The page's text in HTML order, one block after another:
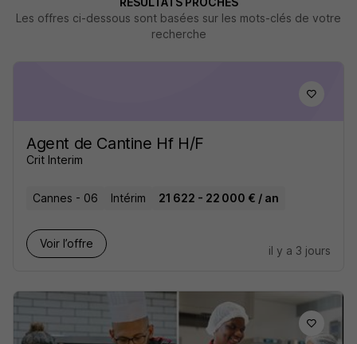
Les offres ci-dessous sont basées sur les mots-clés de votre
recherche
Agent de Cantine Hf H/F
Crit Interim
Cannes - 06 Intérim 21 622 - 22 000 € / an
Voir l’offre
il y a 3 jours